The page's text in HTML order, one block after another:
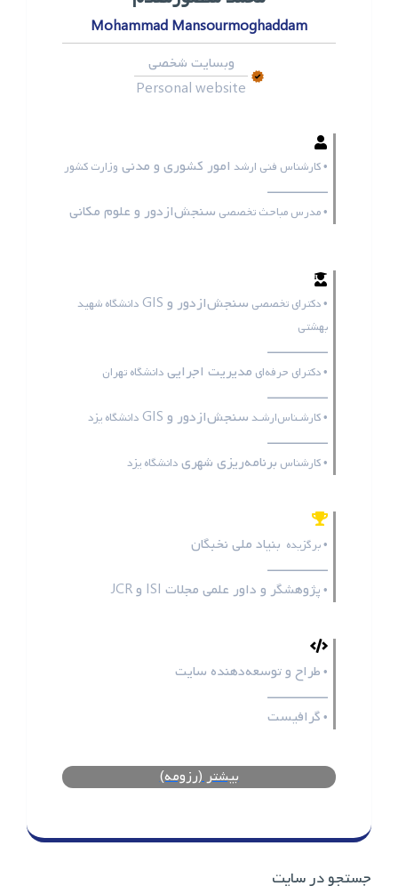
Mohammad Mansourmoghaddam
وبسایت شخصی
Personal website
• کارشناس فنی ارشد امور کشوری و مدنی وزارت کشور
ـــــــــــــــــ
• مدرس مباحث تخصصی سنجش‌ازدور و علوم مکانی
• دکترای تخصصی سنجش‌ازدور و GIS
دانشگاه شهید
بهشتی
ـــــــــــــــــ
• دکترای حرفه‌ای مدیریت اجرایی دانشگاه تهران
ـــــــــــــــــ
• کارشـناس‌ارشـد سنجش‌ازدور و GIS دانشگاه یزد
ـــــــــــــــــ
• کارشناس برنامه‌ریزی شهری دانشگاه یزد
• برگزیده بنیاد ملی نخبگان
ـــــــــــــــــ
• پژوهشگر و داور علمی مجلات ISI وJCR
• طراح و توسعه‌دهنده سایت
ـــــــــــــــــ
• گرافیست
بیشتر (رزومه)
جستجو در سایت